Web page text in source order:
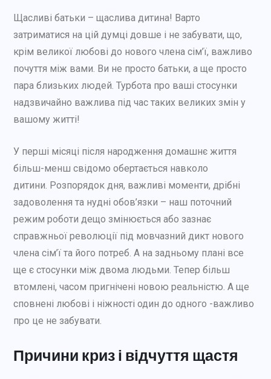
Щасливі батьки – щаслива дитина! Варто
затриматися на цій думці довше і не забувати, що,
крім великої любові до нового члена сім’ї, важливо
почуття між вами. Ви не просто батьки, а ще просто
пара близьких людей. Турбота про ваші стосунки
надзвичайно важлива під час таких великих змін у
вашому житті!
У перші місяці після народження домашнє життя
більш-менш свідомо обертається навколо
дитини. Розпорядок дня, важливі моменти, дрібні
задоволення та нудні обов’язки – наш поточний
режим роботи дещо змінюється або зазнає
справжньої революції під мовчазний дикт нового
члена сім’ї та його потреб. А на задньому плані все
ще є стосунки між двома людьми. Тепер більш
втомлені, часом пригнічені новою реальністю. А ще
сповнені любові і ніжності один до одного -важливо
про це не забувати.
Причини криз і відчуття щастя